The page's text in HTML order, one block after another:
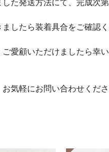
た発送方法にて、完成次第
たら装着具合をご確認く
愛顧いただけましたら幸い
気軽にお問い合わせくださ